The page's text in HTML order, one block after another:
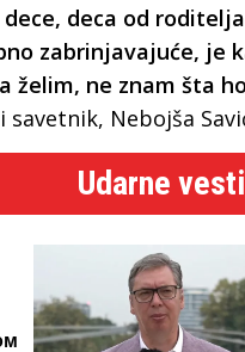
deca od
zabrinjavajuće, je
želim, ne znam šta
Nebojša
Udarne vesti